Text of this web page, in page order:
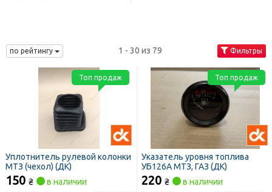
по рейтингу 1 - 30 из 79 Фильтры
Уплотнитель рулевой колонки
МТЗ (чехол) (ДК)
150 ₴ в наличии
Топ продаж
Указатель уровня топлива
УБ126А МТЗ, ГАЗ (ДК)
220 ₴ в наличии
Топ продаж